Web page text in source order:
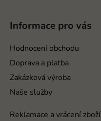
Informace pro vás
Hodnocení obchodu
Doprava a platba
Zakázková výroba
Naše služby
Reklamace a vrácení zboží